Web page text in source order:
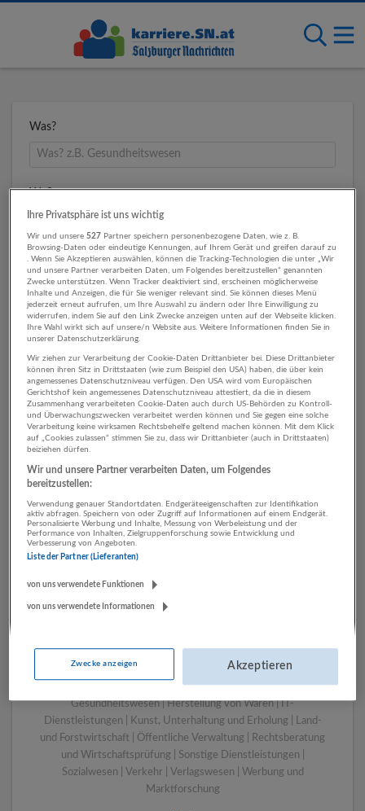
Was?
Wo?
Umkreis
1 Pflege, Gesundheit, Soziales
Werbung und Marktforschung
Unternehmen
Bergheim bei Salzburg
Bau | Beherbergung und Gastronomie | Einzelhandel |
Energieversorgung | Finanz- und Versicherungsleistungen |
Gesundheitswesen | Herstellung von Waren | IT-
Dienstleistungen | Kunst, Unterhaltung und Erholung | Land-
und Forstwirtschaft | Öffentliche Verwaltung | Rechtsberatung
und Wirtschaftsprüfung | Sonstige Dienstleistungen |
Sozialwesen | Verkehr | Verlagswesen | Werbung und
Marktforschung
Ihre Privatsphäre ist uns wichtig
Wir und unsere527 Partner speichern personenbezogene Daten, wie z. B.
Browsing-Daten oder eindeutige Kennungen, auf Ihrem Gerät und greifen darauf zu
. Wenn Sie Akzeptieren auswählen, können die Tracking-Technologien die unter „Wir
und unsere Partner verarbeiten Daten, um Folgendes bereitzustellen“ genannten
Zwecke unterstützen. Wenn Tracker deaktiviert sind, erscheinen möglicherweise
Inhalte und Anzeigen, die für Sie weniger relevant sind. Sie können dieses Menü
jederzeit erneut aufrufen, um Ihre Auswahl zu ändern oder Ihre Einwilligung zu
widerrufen, indem Sie auf den Link Zwecke anzeigen unten auf der Webseite klicken.
Ihre Wahl wirkt sich auf unsere/n Website aus. Weitere Informationen finden Sie in
unserer Datenschutzerklärung.
Wir ziehen zur Verarbeitung der Cookie-Daten Drittanbieter bei. Diese Drittanbieter
können ihren Sitz in Drittstaaten (wie zum Beispiel den USA) haben, die über kein
angemessenes Datenschutzniveau verfügen. Den USA wird vom Europäischen
Gerichtshof kein angemessenes Datenschutzniveau attestiert, da die in diesem
Zusammenhang verarbeiteten Cookie-Daten auch durch US-Behörden zu Kontroll-
und Überwachungszwecken verarbeitet werden können und Sie gegen eine solche
Verarbeitung keine wirksamen Rechtsbehelfe geltend machen können. Mit dem Klick
auf „Cookies zulassen“ stimmen Sie zu, dass wir Drittanbieter (auch in Drittstaaten)
beiziehen dürfen.
Wir und unsere Partner verarbeiten Daten, um Folgendes
bereitzustellen:
Verwendung genauer Standortdaten. Endgeräteeigenschaften zur Identifikation
aktiv abfragen. Speichern von oder Zugriff auf Informationen auf einem Endgerät.
Personalisierte Werbung und Inhalte, Messung von Werbeleistung und der
Performance von Inhalten, Zielgruppenforschung sowie Entwicklung und
Verbesserung von Angeboten.
Liste der Partner (Lieferanten)
von uns verwendete Funktionen
von uns verwendete Informationen
Zwecke anzeigen Akzeptieren